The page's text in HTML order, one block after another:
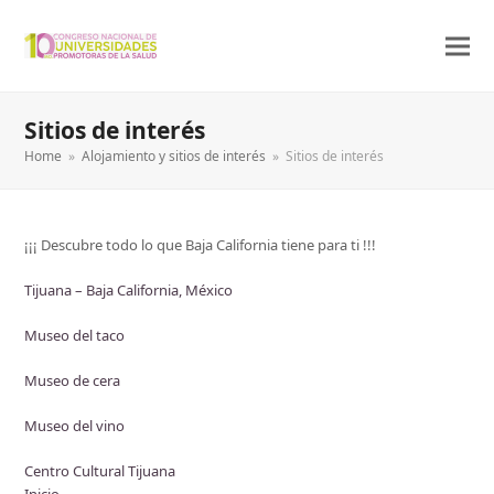
Sitios de interés
Home » Alojamiento y sitios de interés » Sitios de interés
¡¡¡ Descubre todo lo que Baja California tiene para ti !!!
Tijuana – Baja California, México
Museo del taco
Museo de cera
Museo del vino
Centro Cultural Tijuana